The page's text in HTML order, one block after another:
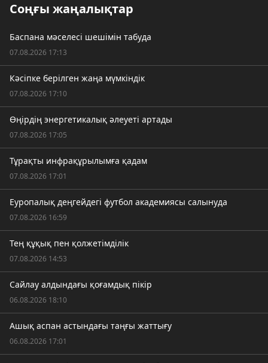
Соңғы жаңалықтар
Баспана мәселесі шешімін табуда
07.08.2026 17:13
Кәсіпке берілген жаңа мүмкіндік
07.08.2026 17:10
Өңірдің энергетикалық әлеуеті артады
07.08.2026 17:05
Тұрақты инфрақұрылымға қадам
07.08.2026 17:01
Еуропалық деңгейдегі футбол академиясы салынуда
07.08.2026 16:59
Тең құқық пен қолжетімділік
07.08.2026 14:53
Сайлау алдындағы қоғамдық пікір
06.08.2026 18:10
Ашық аспан астындағы таңғы жаттығу
06.08.2026 17:01